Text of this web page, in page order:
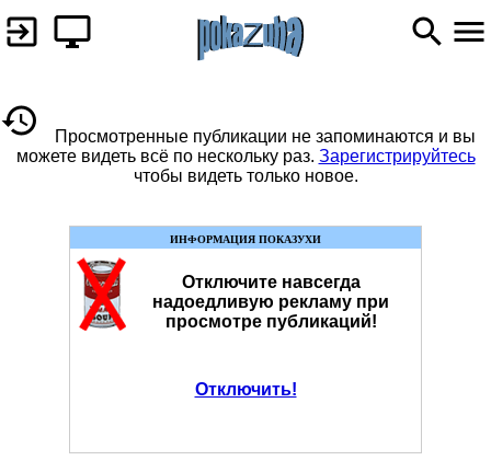
Просмотренные публикации не запоминаются и вы
можете видеть всё по нескольку раз. Зарегистрируйтесь
чтобы видеть только новое.
ИНФОРМАЦИЯ ПОКАЗУХИ
Отключите навсегда
надоедливую рекламу при
просмотре публикаций!
Отключить!